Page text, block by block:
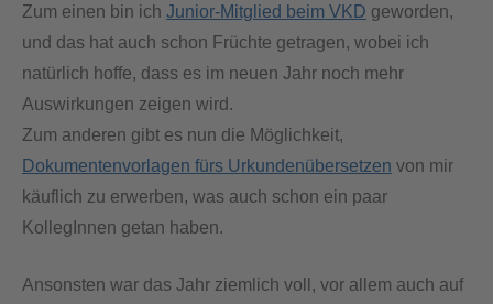
Zum einen bin ich Junior-Mitglied beim VKD geworden,
und das hat auch schon Früchte getragen, wobei ich
natürlich hoffe, dass es im neuen Jahr noch mehr
Auswirkungen zeigen wird.
Zum anderen gibt es nun die Möglichkeit,
Dokumentenvorlagen fürs Urkundenübersetzen von mir
käuflich zu erwerben, was auch schon ein paar
KollegInnen getan haben.
Ansonsten war das Jahr ziemlich voll, vor allem auch auf